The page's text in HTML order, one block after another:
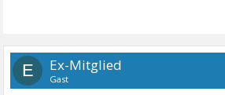
E Ex-Mitglied
Gast